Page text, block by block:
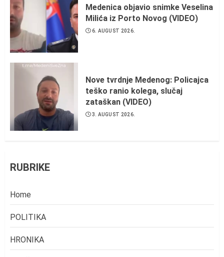
Medenica objavio snimke Veselina
Milića iz Porto Novog (VIDEO)
6. AUGUST 2026.
Nove tvrdnje Medenog: Policajca
teško ranio kolega, slučaj
zataškan (VIDEO)
3. AUGUST 2026.
RUBRIKE
Home
POLITIKA
HRONIKA